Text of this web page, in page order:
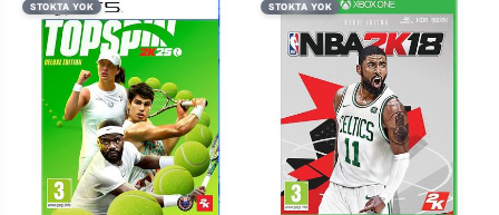
STOKTA YOK STOKTA YOK